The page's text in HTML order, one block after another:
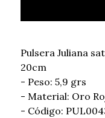
Pulsera Juliana
20cm
- Peso: 5,9 grs
- Material: Oro
- Código: